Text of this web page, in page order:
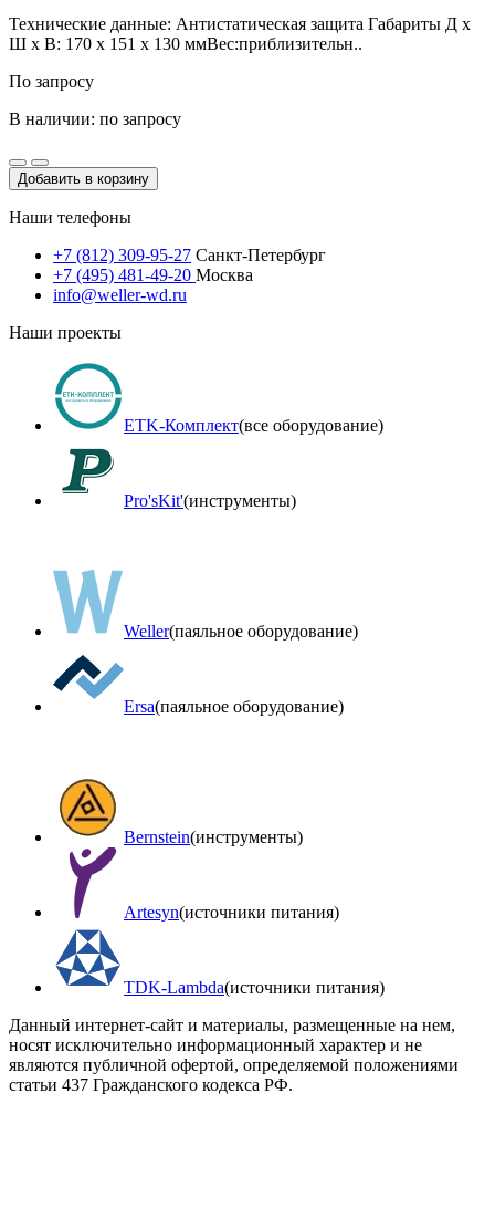
Технические данные: Антистатическая защита Габариты Д х
Ш х В: 170 x 151 x 130 ммВес:приблизительн..
По запросу
В наличии: по запросу
Добавить в корзину
Наши телефоны
+7 (812) 309-95-27 Санкт-Петербург
+7 (495) 481-49-20 Москва
info@weller-wd.ru
Наши проекты
ETK-Комплект(все оборудование)
Pro'sKit'(инструменты)
Weller(паяльное оборудование)
Ersa(паяльное оборудование)
Bernstein(инструменты)
Artesyn(источники питания)
TDK-Lambda(источники питания)
Данный интернет-сайт и материалы, размещенные на нем,
носят исключительно информационный характер и не
являются публичной офертой, определяемой положениями
статьи 437 Гражданского кодекса РФ.